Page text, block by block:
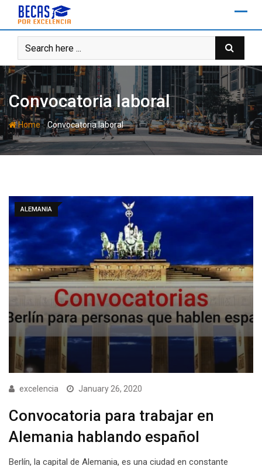
content
Convocatoria laboral
Home-Convocatoria laboral
ALEMANIA
excelencia January 26, 2020
Convocatoria para trabajar en
Alemania hablando español
Berlín, la capital de Alemania, es una ciudad en constante